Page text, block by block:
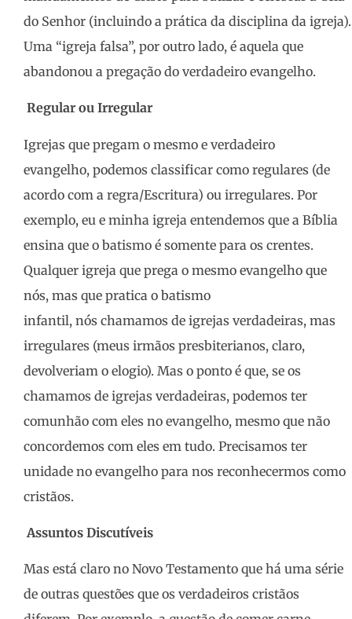
do Senhor (incluindo a prática da disciplina da igreja).
Uma “igreja falsa”, por outro lado, é aquela que
abandonou a pregação do verdadeiro evangelho.
Regular ou Irregular
Igrejas que pregam o mesmo e verdadeiro
evangelho, podemos classificar como regulares (de
acordo com a regra/Escritura) ou irregulares. Por
exemplo, eu e minha igreja entendemos que a Bíblia
ensina que o batismo é somente para os crentes.
Qualquer igreja que prega o mesmo evangelho que
nós, mas que pratica o batismo
infantil, nós chamamos de igrejas verdadeiras, mas
irregulares (meus irmãos presbiterianos, claro,
devolveriam o elogio). Mas o ponto é que, se os
chamamos de igrejas verdadeiras, podemos ter
comunhão com eles no evangelho, mesmo que não
concordemos com eles em tudo. Precisamos ter
unidade no evangelho para nos reconhecermos como
cristãos.
Assuntos Discutíveis
Mas está claro no Novo Testamento que há uma série
de outras questões que os verdadeiros cristãos